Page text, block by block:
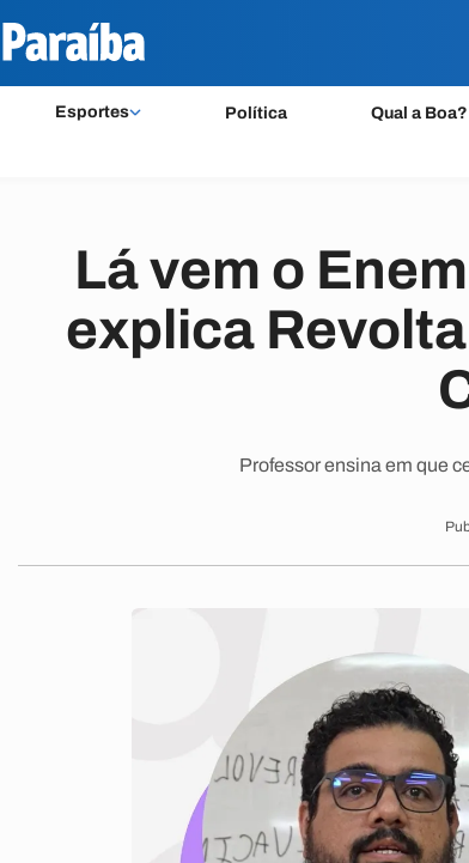
Esportes Política Qual a Boa?
Lá vem o
explica
Professor ensina em que